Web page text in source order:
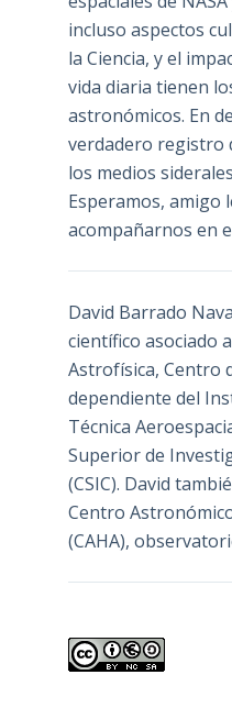
incluso aspectos
la Ciencia, y el
vida diaria tienen
astronómicos. En
verdadero registro
los medios
Esperamos, amigo
acompañarnos en
David Barrado
científico asociado
Astrofísica, Centro
dependiente del
Técnica
Superior de
(CSIC). David
Centro
(CAHA),